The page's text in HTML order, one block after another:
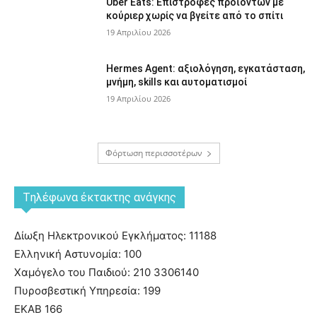
Uber Eats: Επιστροφές προϊόντων με
κούριερ χωρίς να βγείτε από το σπίτι
19 Απριλίου 2026
Hermes Agent: αξιολόγηση, εγκατάσταση,
μνήμη, skills και αυτοματισμοί
19 Απριλίου 2026
Φόρτωση περισσοτέρων
Tηλέφωνα έκτακτης ανάγκης
Δίωξη Ηλεκτρονικού Εγκλήματος: 11188
Ελληνική Αστυνομία: 100
Χαμόγελο του Παιδιού: 210 3306140
Πυροσβεστική Υπηρεσία: 199
ΕΚΑΒ 166